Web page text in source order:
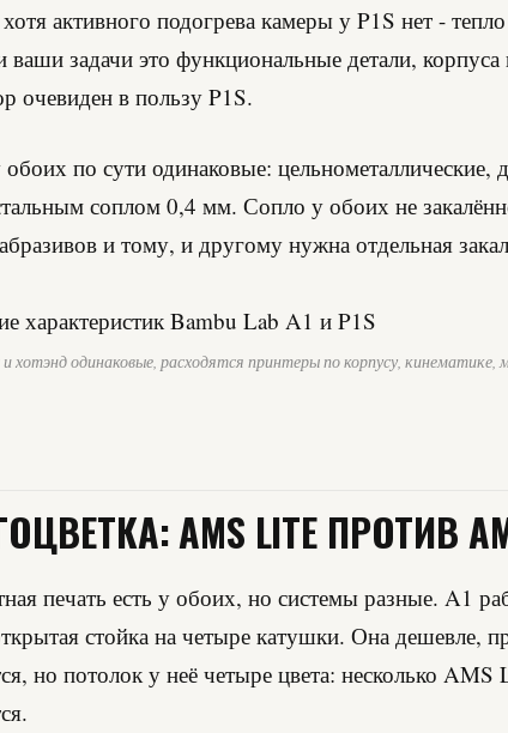
активного подогрева камеры у P1S нет -
ваши задачи это функциональные детали, корпуса
очевиден в пользу P1S.
по сути одинаковые: цельнометаллические,
соплом 0,4 мм. Сопло у обоих не
и тому, и другому нужна отдельная
хотэнд одинаковые, расходятся принтеры по корпусу, кинематике,
AMS LITE ПРОТИВ
печать есть у обоих, но системы разные. A1
стойка на четыре катушки. Она дешевле,
но потолок у неё четыре цвета: несколько